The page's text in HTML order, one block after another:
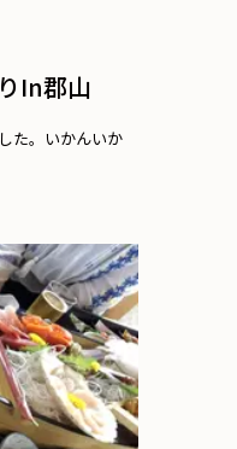
in郡山
た。いかんいか